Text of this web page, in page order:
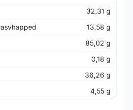
32,31 g
13,58 g
85,02 g
0,18 g
36,26 g
4,55 g